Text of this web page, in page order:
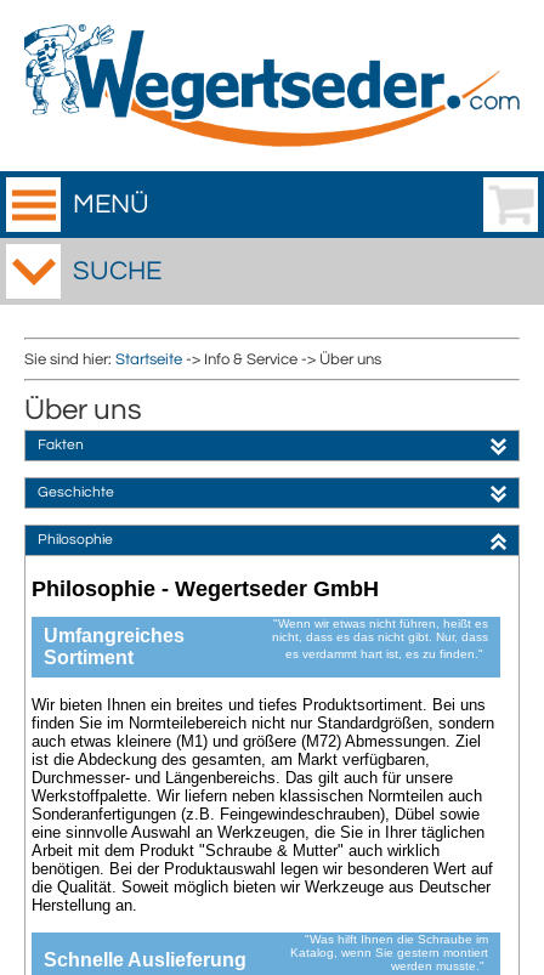
MENÜ
SUCHE
Sie sind hier: Startseite -> Info & Service -> Über uns
Über uns
Fakten
Geschichte
Philosophie
Philosophie - Wegertseder GmbH
Umfangreiches
Sortiment
"Wenn wir etwas nicht führen, heißt es
nicht, dass es das nicht gibt. Nur, dass
es verdammt hart ist, es zu finden."
Wir bieten Ihnen ein breites und tiefes Produktsortiment. Bei uns
finden Sie im Normteilebereich nicht nur Standardgrößen, sondern
auch etwas kleinere (M1) und größere (M72) Abmessungen. Ziel
ist die Abdeckung des gesamten, am Markt verfügbaren,
Durchmesser- und Längenbereichs. Das gilt auch für unsere
Werkstoffpalette. Wir liefern neben klassischen Normteilen auch
Sonderanfertigungen (z.B. Feingewindeschrauben), Dübel sowie
eine sinnvolle Auswahl an Werkzeugen, die Sie in Ihrer täglichen
Arbeit mit dem Produkt "Schraube & Mutter" auch wirklich
benötigen. Bei der Produktauswahl legen wir besonderen Wert auf
die Qualität. Soweit möglich bieten wir Werkzeuge aus Deutscher
Herstellung an.
Schnelle Auslieferung
"Was hilft Ihnen die Schraube im
Katalog, wenn Sie gestern montiert
werden musste."